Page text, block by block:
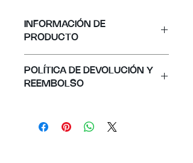
INFORMACIÓN DE
PRODUCTO
Color: Negro y gris
Tamaño: 50 x 50 cm
POLÍTICA DE DEVOLUCIÓN Y
REEMBOLSO
su completa satisfacción con cada
compra. Si, por cualquier motivo, no